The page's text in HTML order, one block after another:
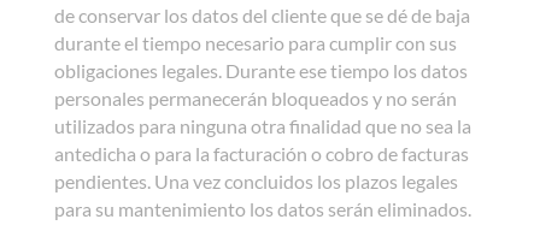
de conservar los datos del cliente que se dé de baja
durante el tiempo necesario para cumplir con sus
obligaciones legales. Durante ese tiempo los datos
personales permanecerán bloqueados y no serán
utilizados para ninguna otra finalidad que no sea la
antedicha o para la facturación o cobro de facturas
pendientes. Una vez concluidos los plazos legales
para su mantenimiento los datos serán eliminados.